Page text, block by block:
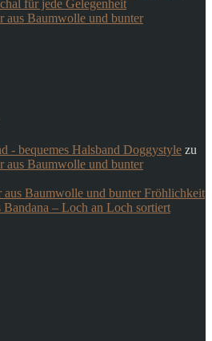
für jede Gelegenheit
aus Baumwolle und bunter
- bequemes Halsband Doggystyle zu
aus Baumwolle und bunter
aus Baumwolle und bunter Fröhlichkeit
Bandana – Loch an Loch sortiert